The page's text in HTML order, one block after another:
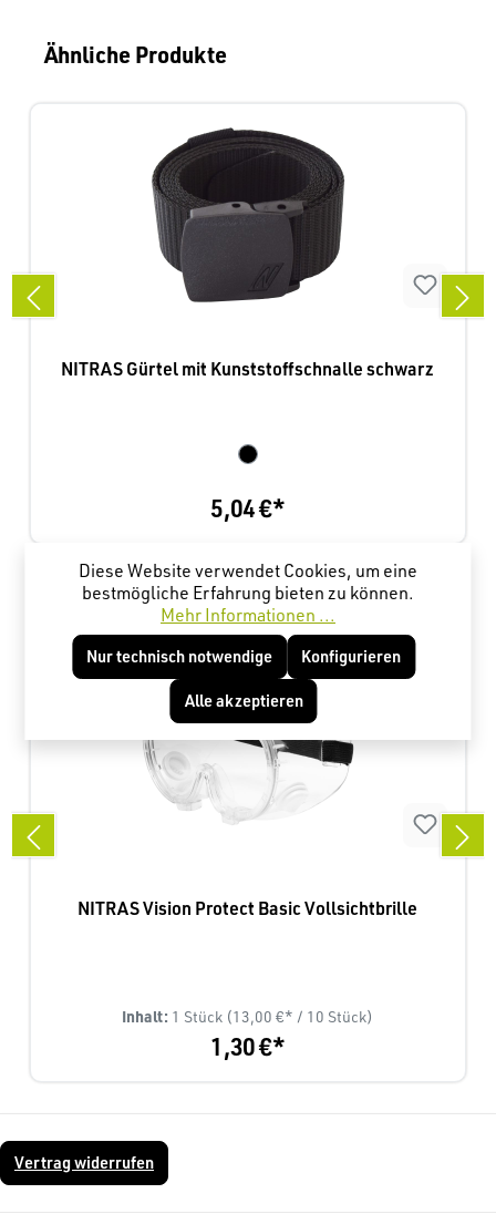
Produktgalerie überspringen
Ähnliche Produkte
NITRAS Gürtel mit Kunststoffschnalle schwarz
5,04 €*
Produktgalerie überspringen
Kunden haben sich ebenfalls angesehen
NITRAS Vision Protect Basic Vollsichtbrille
Inhalt: 1 Stück (13,00 €* / 10 Stück)
1,30 €*
Vertrag widerrufen
Diese Website verwendet Cookies, um eine
bestmögliche Erfahrung bieten zu können.
Mehr Informationen ...
Nur technisch notwendige Konfigurieren
Alle akzeptieren